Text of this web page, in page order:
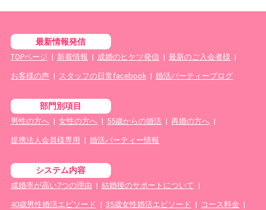
最新情報発信
TOPページ | 新着情報 | 成婚のヒケツ発信 | 最新のご入会者様 |
お客様の声| スタッフの日常facebook | 婚活パーティーブログ
部門別項目
男性の方へ| 女性の方へ | 55歳からの婚活 | 再婚の方へ |
提携法人会員様専用 | 婚活パーティー情報
システム内容
成婚率が高い7つの理由 | 結婚後のサポートについて |
40歳男性婚活エピソード | 35歳女性婚活エピソード | コース料金 |